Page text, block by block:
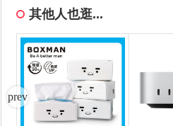
其他人也逛...